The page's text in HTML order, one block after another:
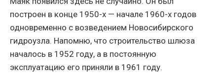
построен в конце 1950-х — начале 1960-х годов
одновременно с возведением Новосибирского
гидроузла. Напомню, что строительство шлюза
началось в 1952 году, а в постоянную
эксплуатацию его приняли в 1961 году.